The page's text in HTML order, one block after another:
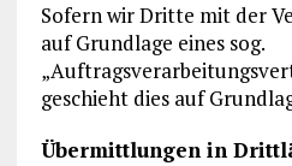
Sofern wir Dritte mit der
auf Grundlage eines sog.
geschieht dies auf
Übermittlungen in